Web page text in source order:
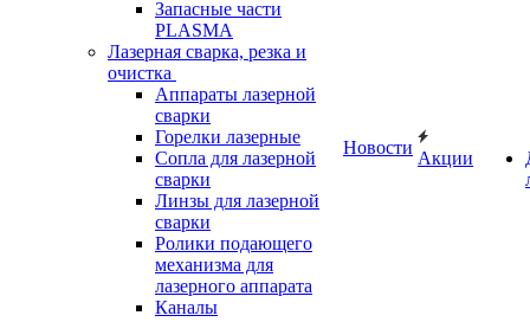
Запасные части
PLASMA
Лазерная сварка, резка и
очистка
Аппараты лазерной
сварки
Горелки лазерные
Сопла для лазерной
сварки
Линзы для лазерной
сварки
Ролики подающего
механизма для
лазерного аппарата
Каналы
Новости
Акции